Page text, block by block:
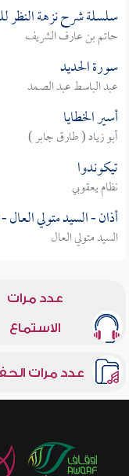
سلسلة شرح نزهة النظر
حاتم بن عارف الشريف
سورة الحديد
عبد الباسط عبد الصمد
أسير الخطايا
أبو زياد ( طارق جابر )
تيكوندوا
نظام يعقوبي
أذان - السيد متولي العال
السيد متولي العال
عدد مرات
الاستماع
عدد مرات